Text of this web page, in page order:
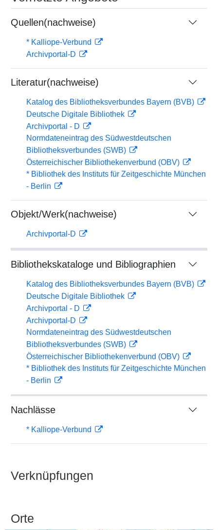
Quellen(nachweise)
* Kalliope-Verbund
Archivportal-D
Literatur(nachweise)
Katalog des Bibliotheksverbundes Bayern (BVB)
Deutsche Digitale Bibliothek
Archivportal - D
Normdateneintrag des Südwestdeutschen
Bibliotheksverbundes (SWB)
Österreichischer Bibliothekenverbund (OBV)
* Bibliothek des Instituts für Zeitgeschichte München
- Berlin
Objekt/Werk(nachweise)
Archivportal-D
Bibliothekskataloge und Bibliographien
Katalog des Bibliotheksverbundes Bayern (BVB)
Deutsche Digitale Bibliothek
Archivportal - D
Archivportal-D
Normdateneintrag des Südwestdeutschen
Bibliotheksverbundes (SWB)
Österreichischer Bibliothekenverbund (OBV)
* Bibliothek des Instituts für Zeitgeschichte München
- Berlin
Nachlässe
* Kalliope-Verbund
Verknüpfungen
Orte